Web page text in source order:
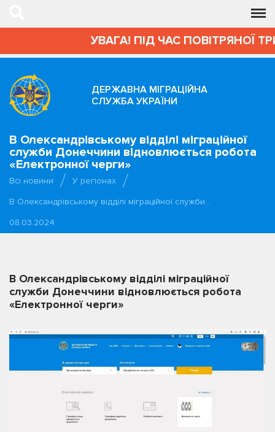
УВАГА! ПІД ЧАС ПОВІТРЯНОЇ
ДЕРЖАВНА МІГРАЦІЙНА
СЛУЖБА УКРАЇНИ
В Олександрівському відділі міграційної
служби Донеччини відновлюється робота
«Електронної черги»
Всі новини
У регіонах
В Олександрівському відділі міграційної служби…
08.03.2024
В Олександрівському відділі міграційної
служби Донеччини відновлюється робота
«Електронної черги»